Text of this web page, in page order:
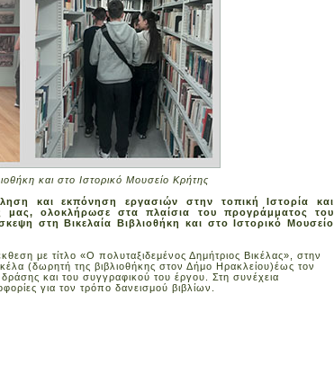
και στο Ιστορικό Μουσείο Κρήτης
και εκπόνηση εργασιών στην τοπική Ιστορία και
μας, ολοκλήρωσε στα πλαίσια του προγράμματος του
στη Βικελαία Βιβλιοθήκη και στο Ιστορικό Μουσείο
με τίτλο «Ο πολυταξιδεμένος Δημήτριος Βικέλας», στην
(δωρητή της βιβλιοθήκης στον Δήμο Ηρακλείου)έως τον
και του συγγραφικού του έργου. Στη συνέχεια
για τον τρόπο δανεισμού βιβλίων.